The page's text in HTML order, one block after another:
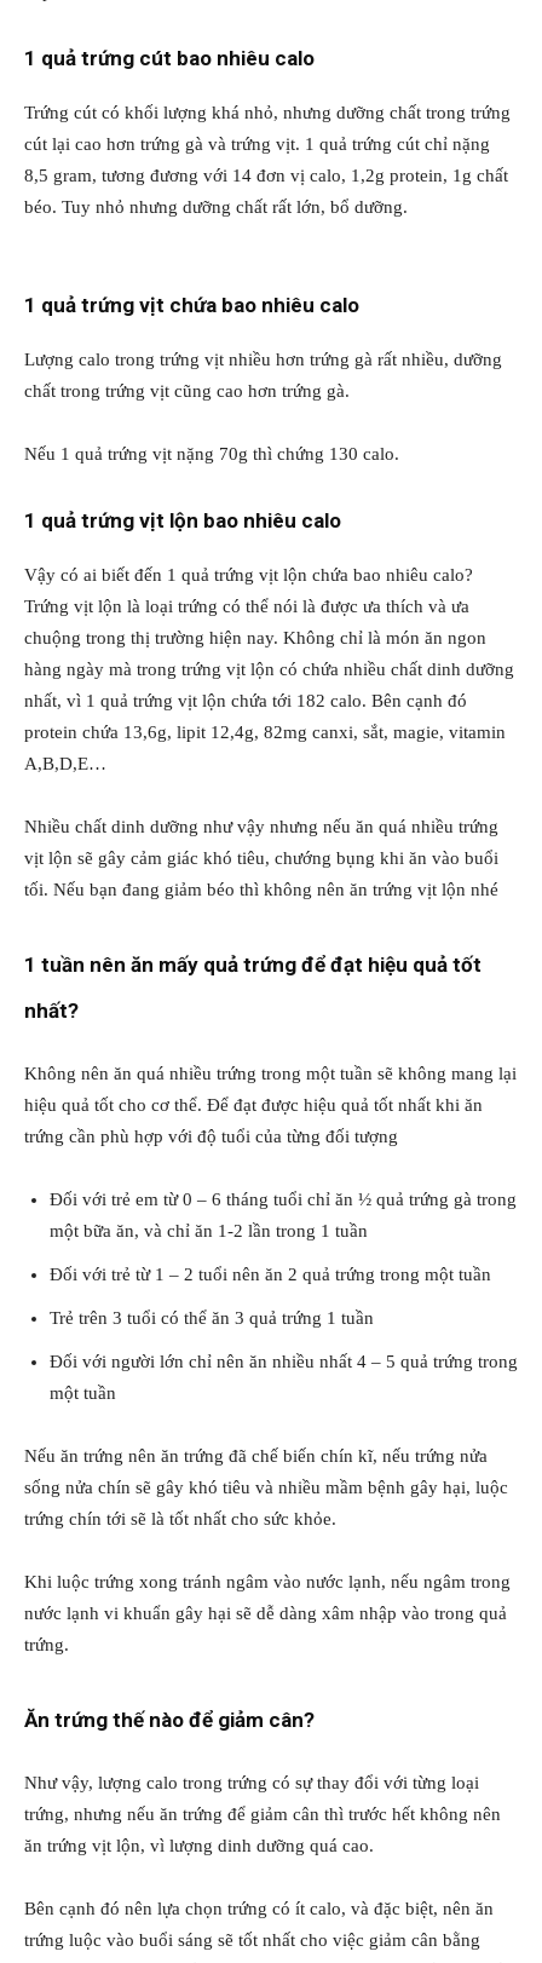
1 quả trứng cút bao nhiêu calo
Trứng cút có khối lượng khá nhỏ, nhưng dưỡng chất trong trứng
cút lại cao hơn trứng gà và trứng vịt. 1 quả trứng cút chỉ nặng
8,5 gram, tương đương với 14 đơn vị calo, 1,2g protein, 1g chất
béo. Tuy nhỏ nhưng dưỡng chất rất lớn, bổ dưỡng.
1 quả trứng vịt chứa bao nhiêu calo
Lượng calo trong trứng vịt nhiều hơn trứng gà rất nhiều, dưỡng
chất trong trứng vịt cũng cao hơn trứng gà.
Nếu 1 quả trứng vịt nặng 70g thì chứng 130 calo.
1 quả trứng vịt lộn bao nhiêu calo
Vậy có ai biết đến 1 quả trứng vịt lộn chứa bao nhiêu calo?
Trứng vịt lộn là loại trứng có thể nói là được ưa thích và ưa
chuộng trong thị trường hiện nay. Không chỉ là món ăn ngon
hàng ngày mà trong trứng vịt lộn có chứa nhiều chất dinh dưỡng
nhất, vì 1 quả trứng vịt lộn chứa tới 182 calo. Bên cạnh đó
protein chứa 13,6g, lipit 12,4g, 82mg canxi, sắt, magie, vitamin
A,B,D,E…
Nhiều chất dinh dưỡng như vậy nhưng nếu ăn quá nhiều trứng
vịt lộn sẽ gây cảm giác khó tiêu, chướng bụng khi ăn vào buổi
tối. Nếu bạn đang giảm béo thì không nên ăn trứng vịt lộn nhé
1 tuần nên ăn mấy quả trứng để đạt hiệu quả tốt
nhất?
Không nên ăn quá nhiều trứng trong một tuần sẽ không mang lại
hiệu quả tốt cho cơ thể. Để đạt được hiệu quả tốt nhất khi ăn
trứng cần phù hợp với độ tuổi của từng đối tượng
Đối với trẻ em từ 0 – 6 tháng tuổi chỉ ăn ½ quả trứng gà trong
một bữa ăn, và chỉ ăn 1-2 lần trong 1 tuần
Đối với trẻ từ 1 – 2 tuổi nên ăn 2 quả trứng trong một tuần
Trẻ trên 3 tuổi có thể ăn 3 quả trứng 1 tuần
Đối với người lớn chỉ nên ăn nhiều nhất 4 – 5 quả trứng trong
một tuần
Nếu ăn trứng nên ăn trứng đã chế biến chín kĩ, nếu trứng nửa
sống nửa chín sẽ gây khó tiêu và nhiều mầm bệnh gây hại, luộc
trứng chín tới sẽ là tốt nhất cho sức khỏe.
Khi luộc trứng xong tránh ngâm vào nước lạnh, nếu ngâm trong
nước lạnh vi khuẩn gây hại sẽ dễ dàng xâm nhập vào trong quả
trứng.
Ăn trứng thế nào để giảm cân?
Như vậy, lượng calo trong trứng có sự thay đổi với từng loại
trứng, nhưng nếu ăn trứng để giảm cân thì trước hết không nên
ăn trứng vịt lộn, vì lượng dinh dưỡng quá cao.
Bên cạnh đó nên lựa chọn trứng có ít calo, và đặc biệt, nên ăn
trứng luộc vào buổi sáng sẽ tốt nhất cho việc giảm cân bằng